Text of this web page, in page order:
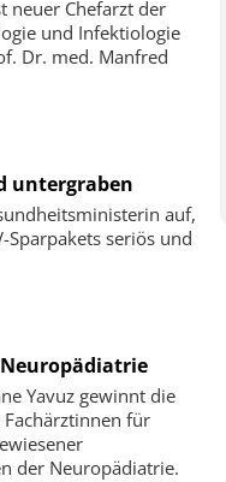
neuer Chefarzt der
und Infektiologie
Dr. med. Manfred
untergraben
auf,
Sparpakets seriös und
Yavuz gewinnt die
für
der Neuropädiatrie.